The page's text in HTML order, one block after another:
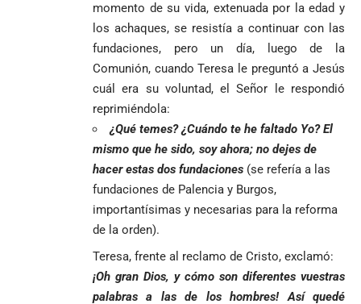
momento de su vida, extenuada por la edad y
los achaques, se resistía a continuar con las
fundaciones, pero un día, luego de la
Comunión, cuando Teresa le preguntó a Jesús
cuál era su voluntad, el Señor le respondió
reprimiéndola:
¿Qué temes? ¿Cuándo te he faltado Yo? El
mismo que he sido, soy ahora; no dejes de
hacer estas dos fundaciones (se refería a las
fundaciones de Palencia y Burgos,
importantísimas y necesarias para la reforma
de la orden).
Teresa, frente al reclamo de Cristo, exclamó:
¡Oh gran Dios, y cómo son diferentes vuestras
palabras a las de los hombres! Así quedé
MedellínVER
Caninos de la
Policía
frustran envío
de 20 kilos de
cocaína
ocultos en
1
Antioquia VER MÁS
Tarso revive el
legado del beato
Gómez a 90 años
de su martirio
Política
Gustavo Petro
pide sacar a
Angie
Rodríguez tras
sus denuncias
de corrupción
Luis Díaz
divide las
redes por su
visita familiar
ColumnistasVER
Iglesia VER MÁS
Tarso revive el